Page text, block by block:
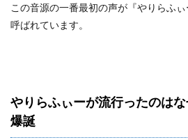
この音源の一番最初の声が『やりらふ
呼ばれています。
やりらふぃーが流行ったのは
爆誕